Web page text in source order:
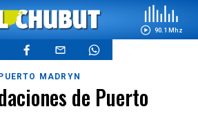
90.1 Mhz
MADRYN
de Puerto